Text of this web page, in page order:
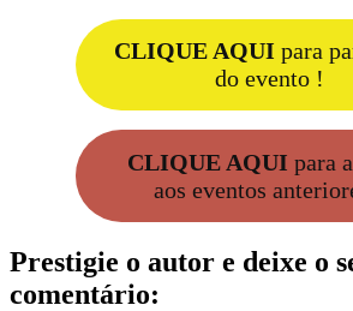
CLIQUE AQUI para
do evento !
CLIQUE AQUI para
aos eventos
Prestigie o autor e deixe o
comentário: